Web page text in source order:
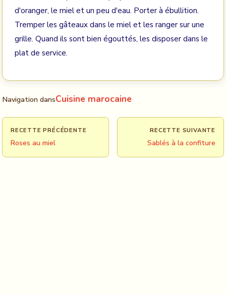
d'oranger, le miel et un peu d'eau. Porter à ébullition.
Tremper les gâteaux dans le miel et les ranger sur une
grille. Quand ils sont bien égouttés, les disposer dans le
plat de service.
Navigation dansCuisine marocaine
RECETTE PRÉCÉDENTE
Roses au miel
RECETTE SUIVANTE
Sablés à la confiture